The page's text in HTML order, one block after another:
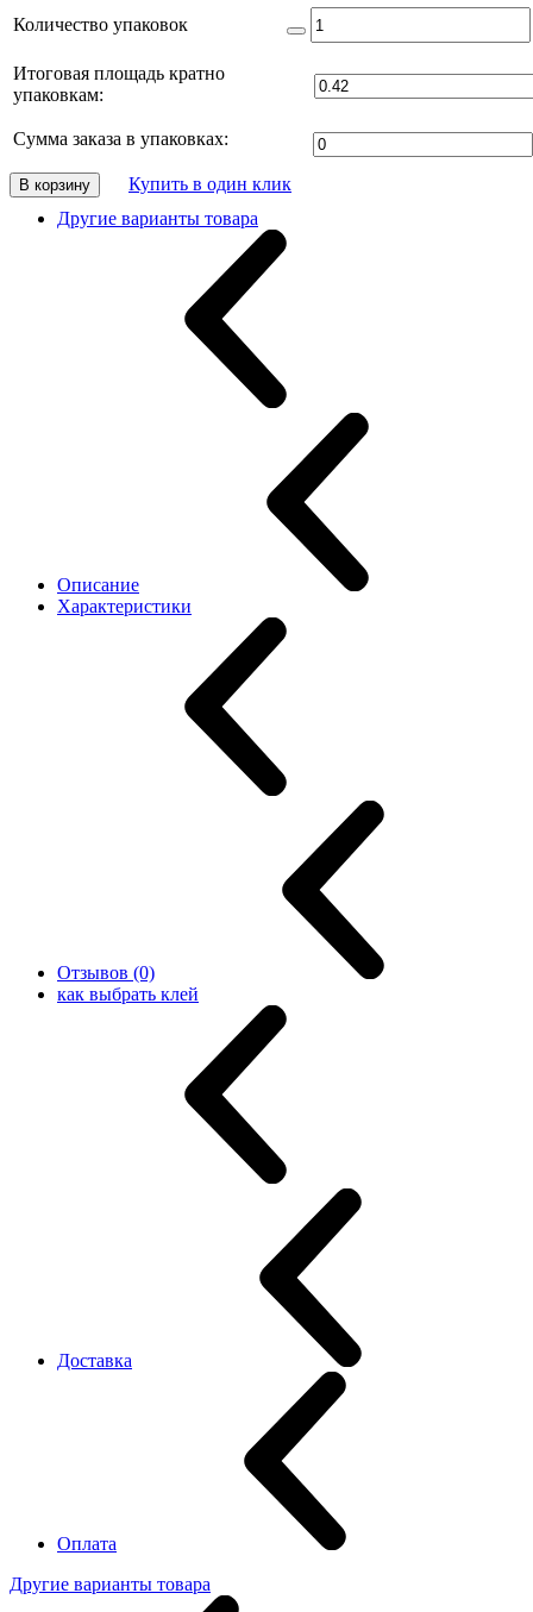
Количество упаковок
Итоговая площадь кратно
упаковкам:
Сумма заказа в упаковках:
В корзину
Купить в один клик
Другие варианты товара
Описание
Характеристики
Отзывов (0)
как выбрать клей
Доставка
Оплата
Другие варианты товара